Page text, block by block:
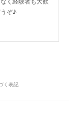
ぞ♪
く表記